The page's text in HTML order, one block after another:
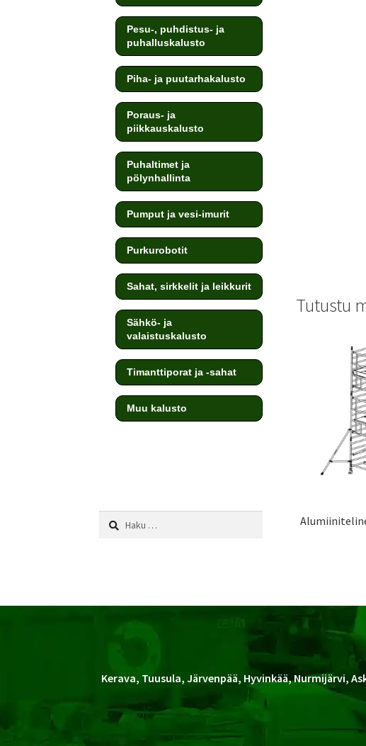
Tutustu
Pesu-, puhdistus- ja
puhalluskalusto
Piha- ja puutarhakalusto
Poraus- ja
piikkauskalusto
Puhaltimet ja
pölynhallinta
Pumput ja vesi-imurit
Purkurobotit
Sahat, sirkkelit ja leikkurit
Sähkö- ja
valaistuskalusto
Timanttiporat ja -sahat
Muu kalusto
Haku:
Kerava, Tuusula, Järvenpää, Hyvinkää, Nurmijärvi,